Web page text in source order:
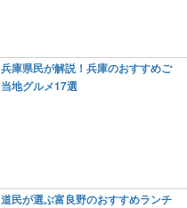
兵庫県民が解説！兵庫のおすすめご
当地グルメ17選
道民が選ぶ富良野のおすすめランチ